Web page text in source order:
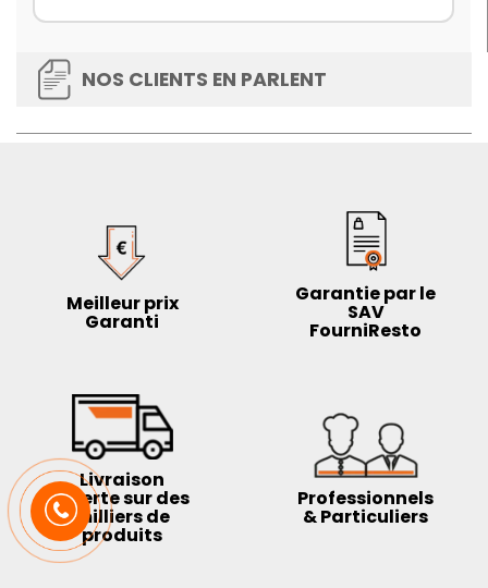
NOS CLIENTS EN PARLENT
Meilleur prix
Garanti
Garantie par le
SAV
FourniResto
Livraison
offerte sur des
milliers de
produits
Professionnels
& Particuliers